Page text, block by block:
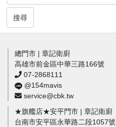
搜尋
總門市 | 章記衛廚
高雄市前金區中華三路166號
07-2868111
@154mavis
service@cbk.tw
★旗艦店★安平門市 | 章記衛廚
台南市安平區永華路二段1057號